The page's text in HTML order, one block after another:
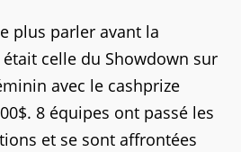
plus parler avant la
celle du Showdown sur
avec le cashprize
8 équipes ont passé les
et se sont affrontées